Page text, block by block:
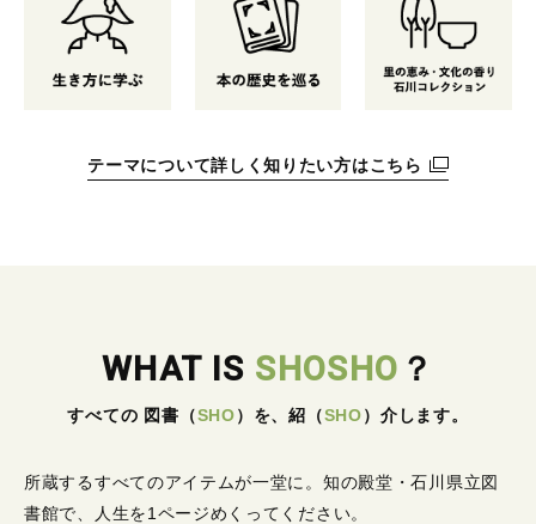
テーマについて詳しく知りたい方はこちら
WHAT IS SHOSHO ？
すべての 図書 （SHO） を、紹 （SHO） 介します。
所蔵するすべてのアイテムが一堂に。 知の殿堂・石川県立図
書館で、人生を1ページめくってください。